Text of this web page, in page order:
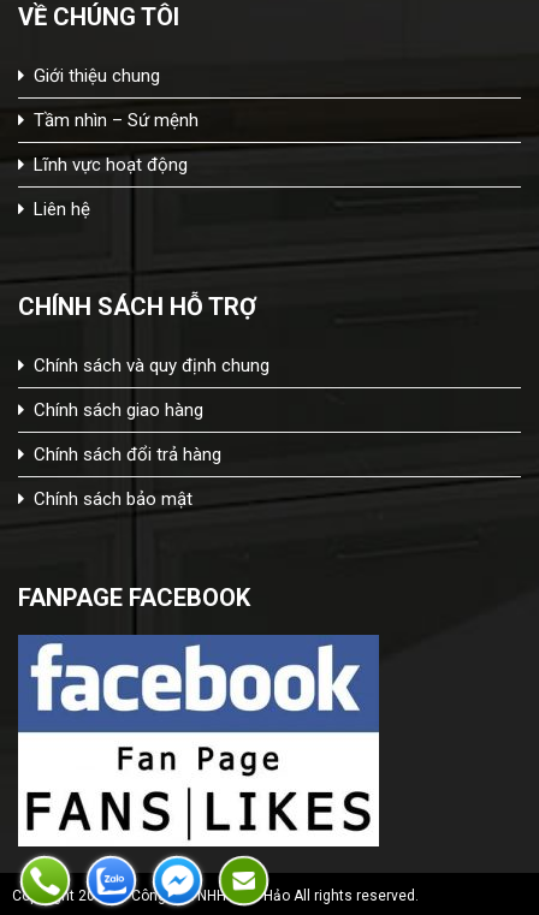
VỀ CHÚNG TÔI
Giới thiệu chung
Tầm nhìn – Sứ mệnh
Lĩnh vực hoạt động
Liên hệ
CHÍNH SÁCH HỖ TRỢ
Chính sách và quy định chung
Chính sách giao hàng
Chính sách đổi trả hàng
Chính sách bảo mật
FANPAGE FACEBOOK
Copyright 2020 © Công Ty TNHH Bích Hảo All rights reserved.